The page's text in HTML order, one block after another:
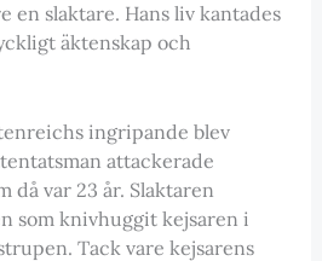
en slaktare. Hans liv kantades
äktenskap och
ingripande blev
attackerade
då var 23 år. Slaktaren
som knivhuggit kejsaren i
Tack vare kejsarens